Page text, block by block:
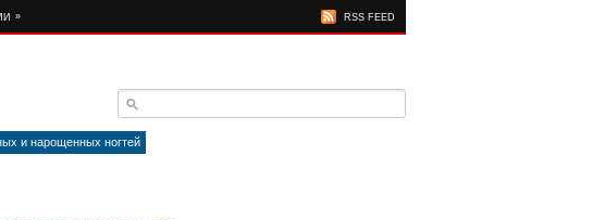
» RSS FEED
и нарощенных ногтей